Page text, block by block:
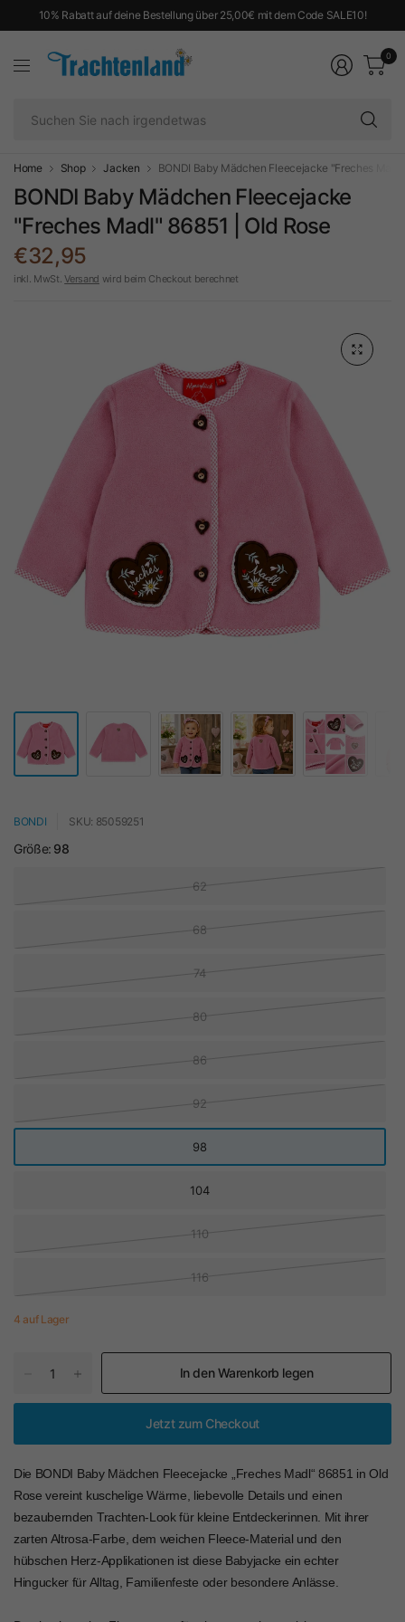
10% Rabatt auf deine Bestellung über 25,00€ mit dem Code SALE10!
0
Home Shop Jacken BONDI Baby Mädchen Fleecejacke "Freches
BONDI Baby Mädchen Fleecejacke
"Freches Madl" 86851 | Old Rose
€32,95
inkl. MwSt.Versand wird beim Checkout berechnet
BONDI SKU: 85059251
Größe: 98
62
68
74
80
86
92
98
104
110
116
4 auf Lager
In den Warenkorb legen
Jetzt zum Checkout
Die BONDI Baby Mädchen Fleecejacke „Freches Madl“ 86851 in Old
Rose vereint kuschelige Wärme, liebevolle Details und einen
bezaubernden Trachten-Look für kleine Entdeckerinnen. Mit ihrer
zarten Altrosa-Farbe, dem weichen Fleece-Material und den
hübschen Herz-Applikationen ist diese Babyjacke ein echter
Hingucker für Alltag, Familienfeste oder besondere Anlässe.